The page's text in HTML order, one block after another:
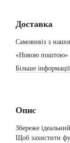
Доставка
Самовивіз з
«Новою поштою»
Більше
Опис
Збереже
Щоб захистити